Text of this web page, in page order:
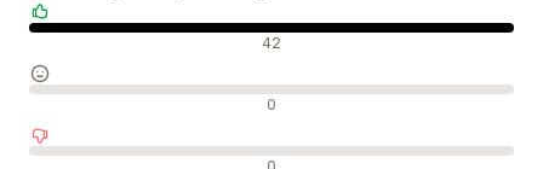
Olumlu değerlendirmeler 42
Nötr değerlendirmeler 0
Olumsuz değerlendirmeler